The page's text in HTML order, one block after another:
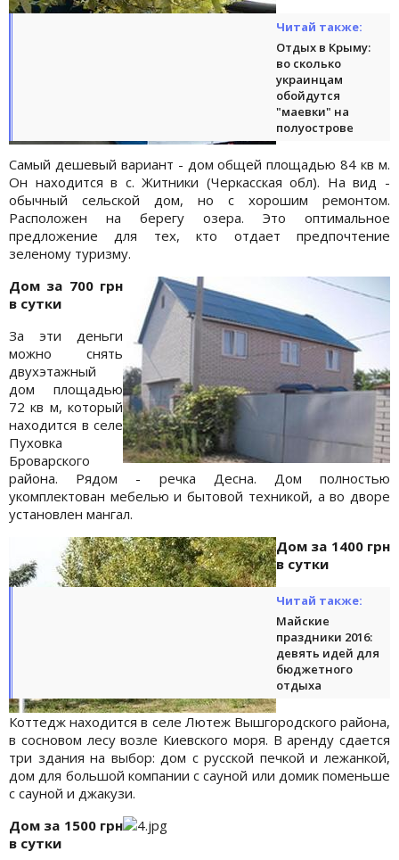
Читай также:
Отдых в Крыму:
во сколько
украинцам
обойдутся
"маевки" на
полуострове
Самый дешевый вариант - дом общей площадью 84 кв м.
Он находится в с. Житники (Черкасская обл). На вид -
обычный сельской дом, но с хорошим ремонтом.
Расположен на берегу озера. Это оптимальное
предложение для тех, кто отдает предпочтение
зеленому туризму.
Дом за 700 грн
в сутки
За эти деньги
можно снять
двухэтажный
дом площадью
72 кв м, который
находится в селе
Пуховка
Броварского
района. Рядом - речка Десна. Дом полностью
укомплектован мебелью и бытовой техникой, а во дворе
установлен мангал.
Дом за 1400 грн
в сутки
Читай также:
Майские
праздники 2016:
девять идей для
бюджетного
отдыха
Коттедж находится в селе Лютеж Вышгородского района,
в сосновом лесу возле Киевского моря. В аренду сдается
три здания на выбор: дом с русской печкой и лежанкой,
дом для большой компании с сауной или домик поменьше
с сауной и джакузи.
Дом за 1500 грн
в сутки